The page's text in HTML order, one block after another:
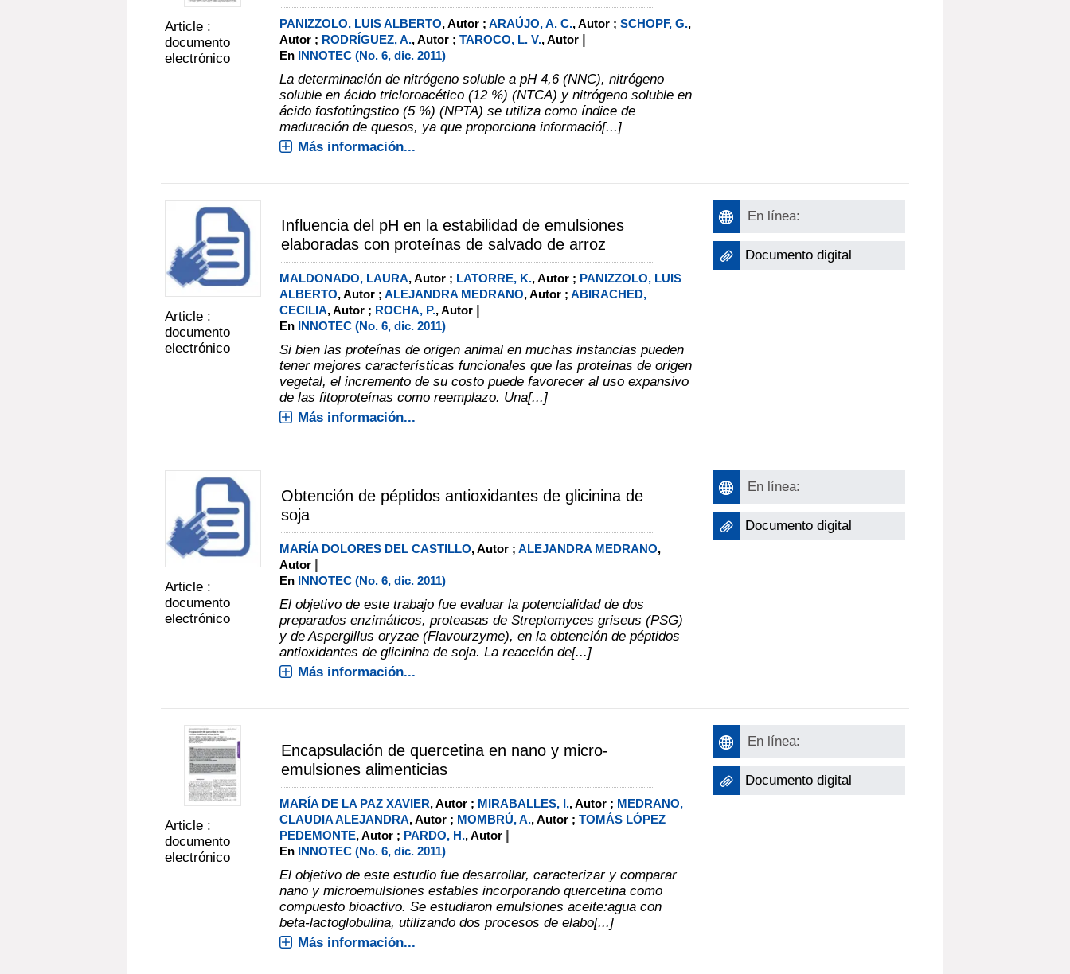
Article :
documento
electrónico
PANIZZOLO, LUIS ALBERTO, Autor ;ARAÚJO, A. C., Autor ;SCHOPF, G.,
Autor ; RODRÍGUEZ, A., Autor ;TAROCO, L. V., Autor |
En INNOTEC (No. 6, dic. 2011)
La determinación de nitrógeno soluble a pH 4,6 (NNC), nitrógeno
soluble en ácido tricloroacético (12 %) (NTCA) y nitrógeno soluble en
ácido fosfotúngstico (5 %) (NPTA) se utiliza como índice de
maduración de quesos, ya que proporciona informació[...]
Más información...
Article :
documento
electrónico
Influencia del pH en la estabilidad de emulsiones
elaboradas con proteínas de salvado de arroz
MALDONADO, LAURA, Autor ; LATORRE, K., Autor ; PANIZZOLO, LUIS
ALBERTO, Autor ;ALEJANDRA MEDRANO, Autor ;ABIRACHED,
CECILIA, Autor ; ROCHA, P., Autor |
En INNOTEC (No. 6, dic. 2011)
Si bien las proteínas de origen animal en muchas instancias pueden
tener mejores características funcionales que las proteínas de origen
vegetal, el incremento de su costo puede favorecer al uso expansivo
de las fitoproteínas como reemplazo. Una[...]
Más información...
En línea:
Documento digital
Article :
documento
electrónico
Obtención de péptidos antioxidantes de glicinina de
soja
MARÍA DOLORES DEL CASTILLO, Autor ;ALEJANDRA MEDRANO,
Autor |
En INNOTEC (No. 6, dic. 2011)
El objetivo de este trabajo fue evaluar la potencialidad de dos
preparados enzimáticos, proteasas de Streptomyces griseus (PSG)
y de Aspergillus oryzae (Flavourzyme), en la obtención de péptidos
antioxidantes de glicinina de soja. La reacción de[...]
Más información...
En línea:
Documento digital
Article :
documento
electrónico
Encapsulación de quercetina en nano y micro-
emulsiones alimenticias
MARÍA DE LA PAZ XAVIER, Autor ; MIRABALLES, I., Autor ; MEDRANO,
CLAUDIA ALEJANDRA, Autor ; MOMBRÚ, A., Autor ;TOMÁS LÓPEZ
PEDEMONTE, Autor ; PARDO, H., Autor |
En INNOTEC (No. 6, dic. 2011)
El objetivo de este estudio fue desarrollar, caracterizar y comparar
nano y microemulsiones estables incorporando quercetina como
compuesto bioactivo. Se estudiaron emulsiones aceite:agua con
beta-lactoglobulina, utilizando dos procesos de elabo[...]
Más información...
En línea:
Documento digital